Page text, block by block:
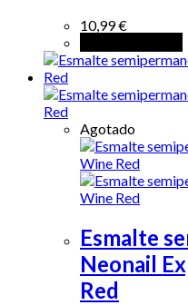
10,99€
Agotado
Esmalte
Neonail
Red